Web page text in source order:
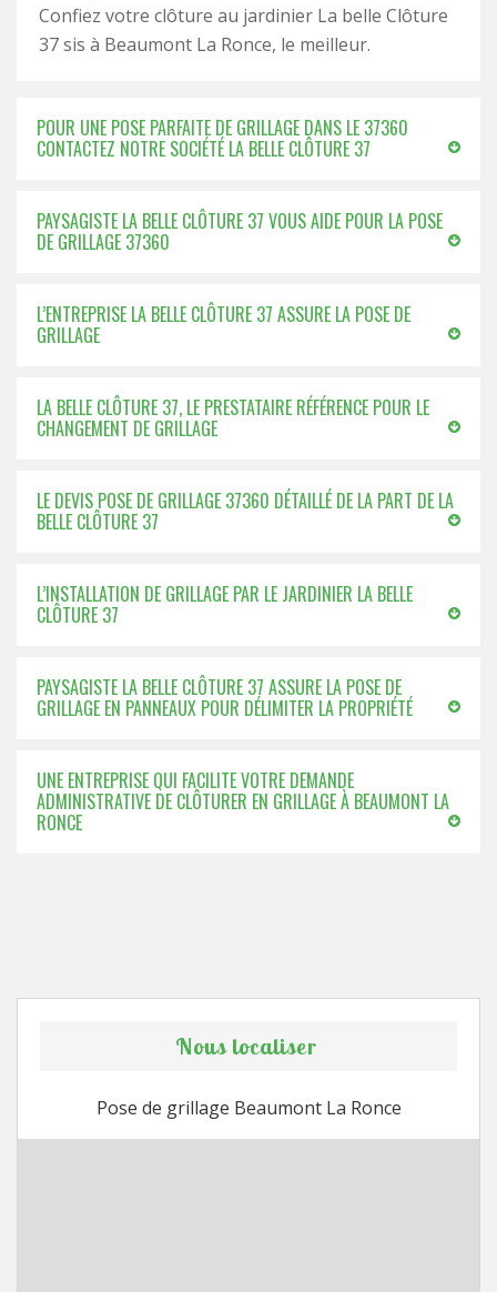
Confiez votre clôture au jardinier La belle Clôture
37 sis à Beaumont La Ronce, le meilleur.
POUR UNE POSE PARFAITE DE GRILLAGE DANS LE 37360
CONTACTEZ NOTRE SOCIÉTÉ LA BELLE CLÔTURE 37
PAYSAGISTE LA BELLE CLÔTURE 37 VOUS AIDE POUR LA POSE
DE GRILLAGE 37360
L’ENTREPRISE LA BELLE CLÔTURE 37 ASSURE LA POSE DE
GRILLAGE
LA BELLE CLÔTURE 37, LE PRESTATAIRE RÉFÉRENCE POUR LE
CHANGEMENT DE GRILLAGE
LE DEVIS POSE DE GRILLAGE 37360 DÉTAILLÉ DE LA PART DE LA
BELLE CLÔTURE 37
L’INSTALLATION DE GRILLAGE PAR LE JARDINIER LA BELLE
CLÔTURE 37
PAYSAGISTE LA BELLE CLÔTURE 37 ASSURE LA POSE DE
GRILLAGE EN PANNEAUX POUR DÉLIMITER LA PROPRIÉTÉ
UNE ENTREPRISE QUI FACILITE VOTRE DEMANDE
ADMINISTRATIVE DE CLÔTURER EN GRILLAGE À BEAUMONT LA
RONCE
Nous localiser
Pose de grillage Beaumont La Ronce